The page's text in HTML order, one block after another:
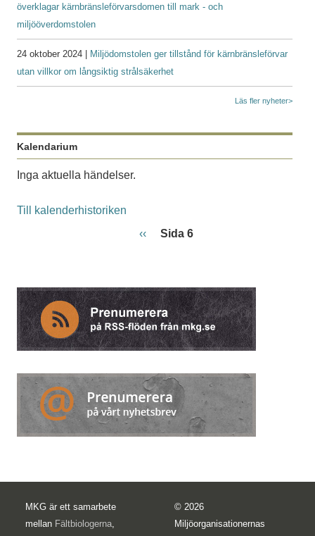
överklagar kärnbränsleförvarsdomen till mark - och
miljööverdomstolen
24 oktober 2024 |
Miljödomstolen ger tillstånd för kärnbränsleförvar
utan villkor om långsiktig strålsäkerhet
Läs fler nyheter>
Kalendarium
Inga aktuella händelser.
Till kalenderhistoriken
Föregående sida
‹‹ Sida 6
MKG är ett samarbete
mellan Fältbiologerna
© 2026
Miljöorganisationernas